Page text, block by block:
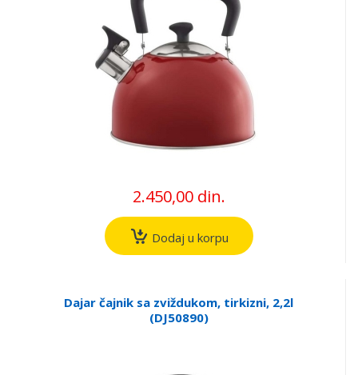
2.450,00 din.
Dodaj u korpu
Dajar čajnik sa zviždukom, tirkizni, 2,2l
(DJ50890)